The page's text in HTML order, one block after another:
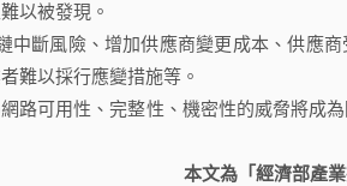
以被發現。
斷風險、增加供應商變更成本、供應
難以採行應變措施等。
路可用性、完整性、機密性的威脅將成
本文為「經濟部產